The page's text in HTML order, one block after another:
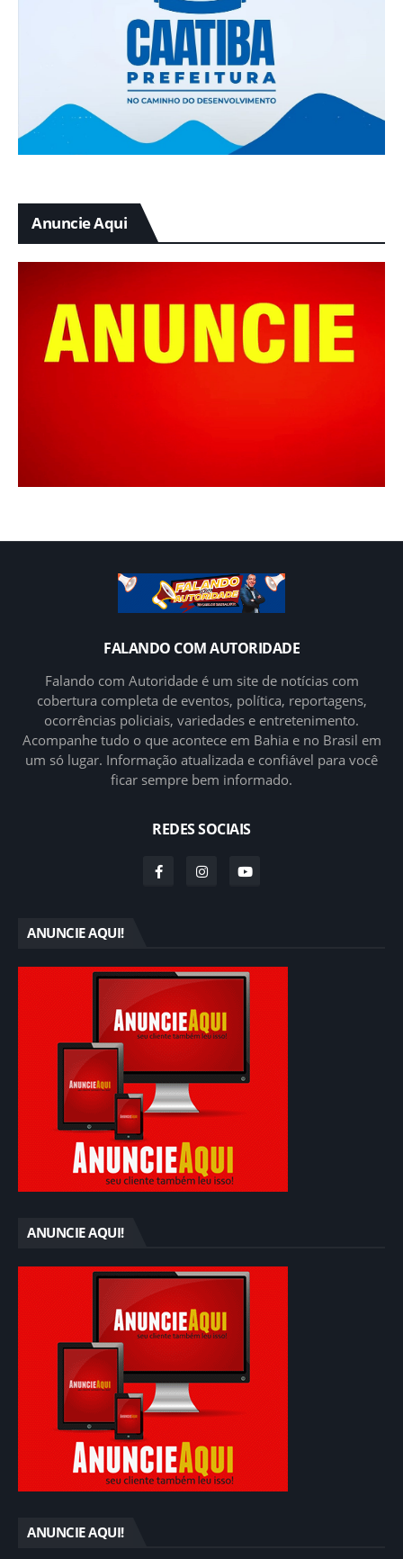
Anuncie Aqui
FALANDO COM AUTORIDADE
Falando com Autoridade é um site de notícias com
cobertura completa de eventos, política, reportagens,
ocorrências policiais, variedades e entretenimento.
Acompanhe tudo o que acontece em Bahia e no Brasil em
um só lugar. Informação atualizada e confiável para você
ficar sempre bem informado.
REDES SOCIAIS
ANUNCIE AQUI!
ANUNCIE AQUI!
ANUNCIE AQUI!